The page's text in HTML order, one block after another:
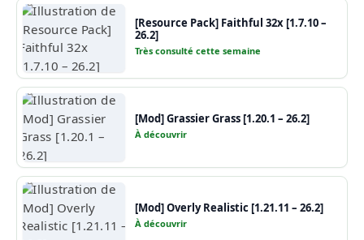
[Resource Pack] Faithful 32x [1.7.10 –
26.2]
Très consulté cette semaine
[Mod] Grassier Grass [1.20.1 – 26.2]
À découvrir
[Mod] Overly Realistic [1.21.11 – 26.2]
À découvrir